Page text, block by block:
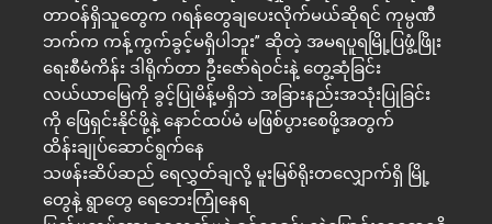
တာဝန်ရှိသူတွေက ဂရန်တွေချပေးလိုက်မယ်ဆိုရင် ကုမ္ပဏီ
ဘက်က ကန့်ကွက်ခွင့်မရှိပါဘူး” ဆိုတဲ့ အမရပူရမြို့ပြဖွံ့ဖြိုး
ရေးစီမံကိန်း ဒါရိုက်တာ ဦးဇော်ရဲဝင်းနဲ့ တွေ့ဆုံခြင်း
လယ်ယာမြေကို ခွင့်ပြုမိန့်မရှိဘဲ အခြားနည်းအသုံးပြုခြင်း
ကို ဖြေရှင်းနိုင်ဖို့နဲ့ နောင်ထပ်မံ မဖြစ်ပွားစေဖို့အတွက်
ထိန်းချုပ်ဆောင်ရွက်နေ
သဖန်းဆိပ်ဆည် ရေလွှတ်ချလို့ မူးမြစ်ရိုးတလျှောက်ရှိ မြို့
တွေနဲ့ ရွာတွေ ရေဘေးကြုံနေရ